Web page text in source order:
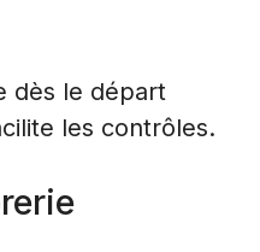
dès le départ
les contrôles.